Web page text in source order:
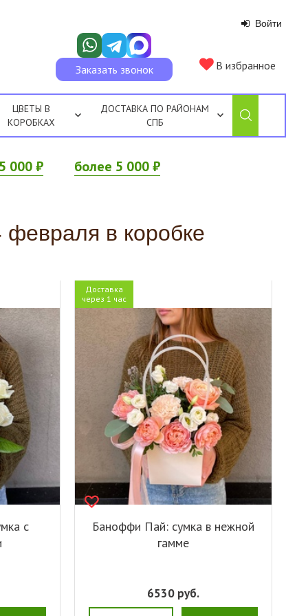
Войти
Заказать звонок В избранное
ЦВЕТЫ В
КОРОБКАХ
ДОСТАВКА ПО РАЙОНАМ
СПБ
000 ₽ более 5 000 ₽
февраля в коробке
с
Доставка
через 1 час
Баноффи Пай: сумка в нежной
гамме
6530руб.